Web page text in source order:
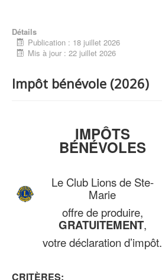
Détails
Publication : 18 juillet 2026
Mis à jour : 22 juillet 2026
Impôt bénévole (2026)
IMPÔTS
BÉNÉVOLES
Le Club Lions de Ste-
Marie
offre de produire,
GRATUITEMENT,
votre déclaration d’impôt.
CRITÈRES: